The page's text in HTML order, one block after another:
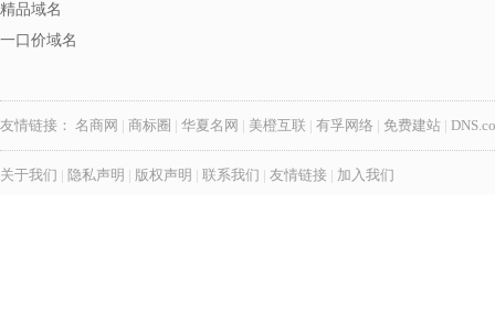
精品域名
一口价域名
友情链接： 名商网 | 商标圈 | 华夏名网 | 美橙互联 | 有孚网络 | 免费建站 |
关于我们 | 隐私声明 | 版权声明 | 联系我们 | 友情链接 | 加入我们